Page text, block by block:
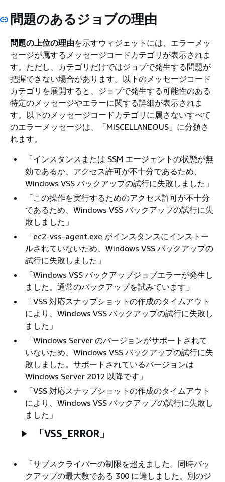
問題のあるジョブの理由
問題の上位の理由を示すウィジェットには、エラーメッ
セージが属するメッセージコードカテゴリが表示されま
す。ただし、カテゴリだけではジョブで発生する問題が
把握できない場合があります。以下のメッセージコード
カテゴリを展開すると、ジョブで発生する可能性のある
特定のメッセージやエラーに関する詳細が表示されま
す。以下のメッセージコードカテゴリに属さないすべて
のエラーメッセージは、「MISCELLANEOUS」に分類さ
れます。
「インスタンスまたは SSM エージェントの状態が無
効であるか、アクセス許可が不十分であるため、
Windows VSS バックアップの試行に失敗しました」
「この操作を実行するためのアクセス許可が不十分
であるため、Windows VSS バックアップの試行に失
敗しました」
「ec2-vss-agent.exe がインスタンスにインストー
ルされていないため、Windows VSS バックアップの
試行に失敗しました」
「Windows VSS バックアップジョブエラーが発生し
ました。通常のバックアップを試みています」
「VSS 対応スナップショットの作成のタイムアウト
により、Windows VSS バックアップの試行に失敗し
ました」
「Windows Server のバージョンがサポートされて
いないため、Windows VSS バックアップの試行に失
敗しました。サポートされているバージョンは
Windows Server 2012 以降です」
「VSS 対応スナップショットの作成のタイムアウト
により、Windows VSS バックアップの試行に失敗し
ました」
「VSS_ERROR」
「サブスクライバーの制限を超えました。同時バッ
クアップの最大数である 300 に達しました。別のジ